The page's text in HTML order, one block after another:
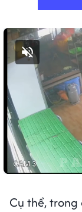
Bật tiếng
Cụ thể,